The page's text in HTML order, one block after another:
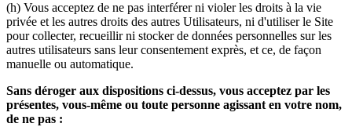
(h) Vous acceptez de ne pas interférer ni violer les droits à la vie
privée et les autres droits des autres Utilisateurs, ni d'utiliser le Site
pour collecter, recueillir ni stocker de données personnelles sur les
autres utilisateurs sans leur consentement exprès, et ce, de façon
manuelle ou automatique.
Sans déroger aux dispositions ci-dessus, vous acceptez par les
présentes, vous-même ou toute personne agissant en votre nom,
de ne pas :